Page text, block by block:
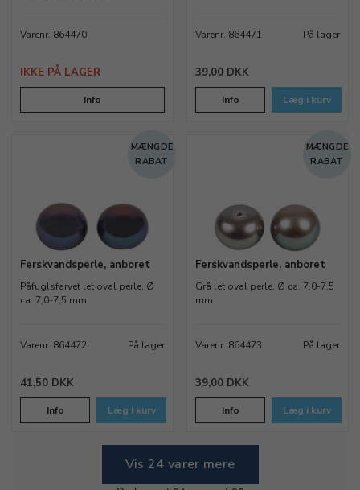
Varenr. 864470
IKKE PÅ LAGER
Info
Varenr. 864471 På lager
39,00 DKK
Info Læg i kurv
MÆNGDE
RABAT
Ferskvandsperle, anboret
Påfuglsfarvet let oval perle, Ø
ca. 7,0-7,5 mm
Varenr. 864472 På lager
41,50 DKK
Info Læg i kurv
MÆNGDE
RABAT
Ferskvandsperle, anboret
Grå let oval perle, Ø ca. 7,0-7,5
mm
Varenr. 864473 På lager
39,00 DKK
Info Læg i kurv
Vis 24 varer mere